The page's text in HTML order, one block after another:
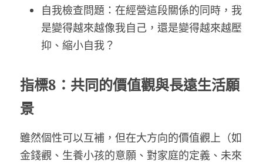
自我檢查問題：在經營這段關係的同時，我
是變得越來越像我自己，還是變得越來越壓
抑、縮小自我？
指標8：共同的價值觀與長遠生活願
景
雖然個性可以互補，但在大方向的價值觀上（如
金錢觀、生養小孩的意願、對家庭的定義、未來